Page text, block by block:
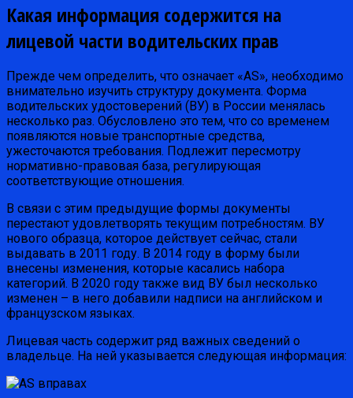
Какая информация содержится на
лицевой части водительских прав
Прежде чем определить, что означает «AS», необходимо
внимательно изучить структуру документа. Форма
водительских удостоверений (ВУ) в России менялась
несколько раз. Обусловлено это тем, что со временем
появляются новые транспортные средства,
ужесточаются требования. Подлежит пересмотру
нормативно-правовая база, регулирующая
соответствующие отношения.
В связи с этим предыдущие формы документы
перестают удовлетворять текущим потребностям. ВУ
нового образца, которое действует сейчас, стали
выдавать в 2011 году. В 2014 году в форму были
внесены изменения, которые касались набора
категорий. В 2020 году также вид ВУ был несколько
изменен – в него добавили надписи на английском и
французском языках.
Лицевая часть содержит ряд важных сведений о
владельце. На ней указывается следующая информация: